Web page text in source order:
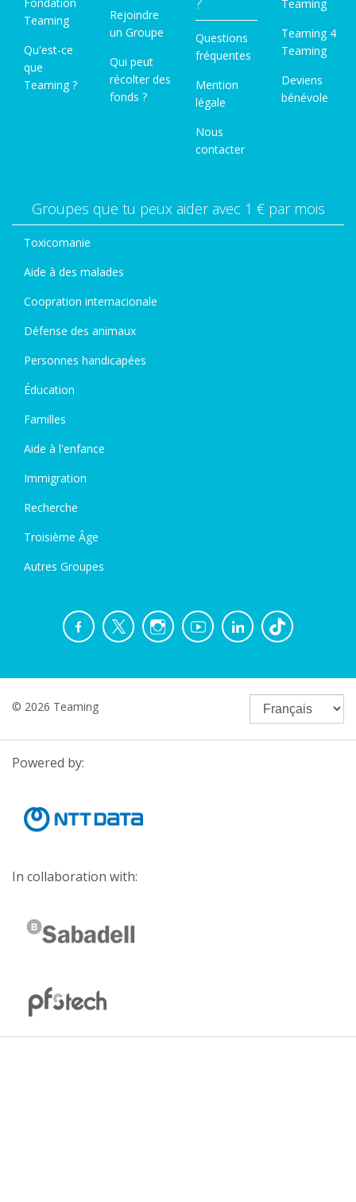
Teaming
Qu'est-ce
que
Teaming ?
Rejoindre
un Groupe
Qui peut
récolter des
fonds ?
Questions
fréquentes
Mention
légale
Nous
contacter
Teaming
Teaming 4
Teaming
Deviens
bénévole
Groupes que tu peux aider avec 1 € par mois
Toxicomanie
Aide à des malades
Coopration internacionale
Défense des animaux
Personnes handicapées
Éducation
Familles
Aide à l'enfance
Immigration
Recherche
Troisième Âge
Autres Groupes
© 2026 Teaming
Powered by:
In collaboration with: